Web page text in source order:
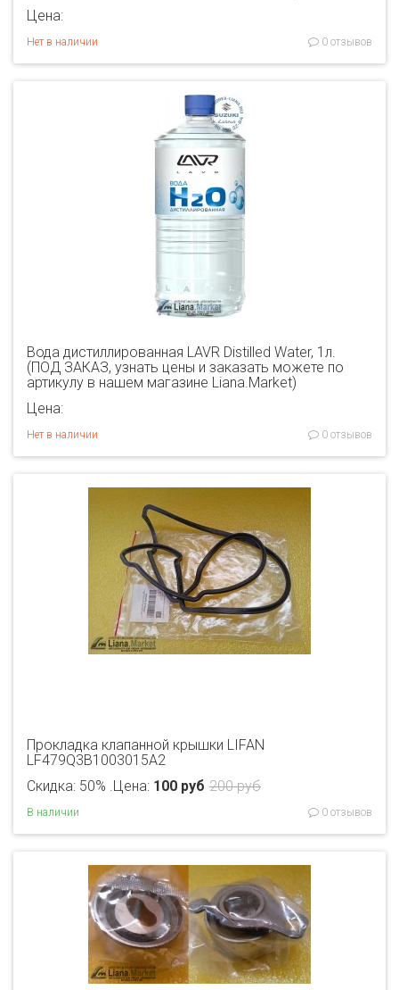
Цена:
Нет в наличии 0 отзывов
Вода дистиллированная LAVR Distilled Water, 1л.
(ПОД ЗАКАЗ, узнать цены и заказать можете по
артикулу в нашем магазине Liana.Market)
Цена:
Нет в наличии 0 отзывов
Прокладка клапанной крышки LIFAN
LF479Q3B1003015A2
200 руб
Цена: 100 руб
Скидка: 50% .
В наличии 0 отзывов